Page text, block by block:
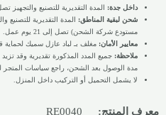
داخل جدة: المدة التقديرية للتصنيع والتجهيز تصل إلى 21
شحن لبقية المناطق: المدة التقديرية
مستودع شركة الشحن) تصل إلى 21 يوم عمل.
معايير الأمان: مغلف بـ لباد عازل سميك لحماية
ملاحظة: جميع المدد المذكورة تقديرية وقد
مدة الوصول بعد الشحن، راجع سياسات المتجر
لا يشمل التحميل أو التركيب داخل المنزل.
معرف المنتج:
RE0040